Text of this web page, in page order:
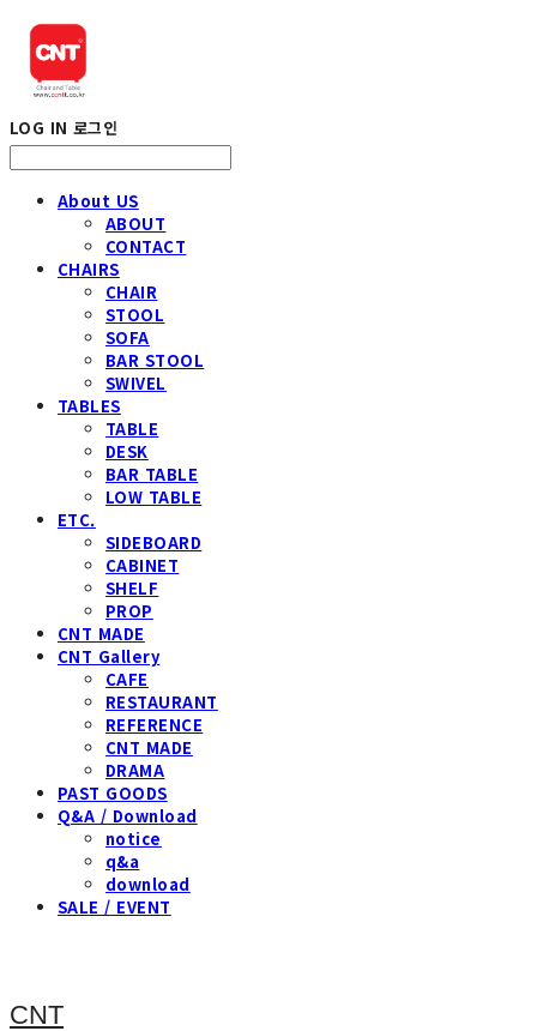
LOG IN 로그인
About US
ABOUT
CONTACT
CHAIRS
CHAIR
STOOL
SOFA
BAR STOOL
SWIVEL
TABLES
TABLE
DESK
BAR TABLE
LOW TABLE
ETC.
SIDEBOARD
CABINET
SHELF
PROP
CNT MADE
CNT Gallery
CAFE
RESTAURANT
REFERENCE
CNT MADE
DRAMA
PAST GOODS
Q&A / Download
notice
q&a
download
SALE / EVENT
CNT